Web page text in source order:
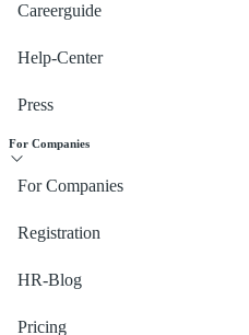
Careerguide
Help-Center
Press
For Companies
For Companies
Registration
HR-Blog
Pricing